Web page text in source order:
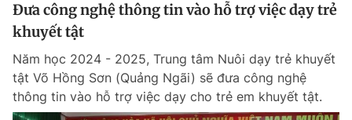
Đưa công nghệ thông tin vào hỗ trợ việc dạy trẻ
khuyết tật
Năm học 2024 - 2025, Trung tâm Nuôi dạy trẻ khuyết
tật Võ Hồng Sơn (Quảng Ngãi) sẽ đưa công nghệ
thông tin vào hỗ trợ việc dạy cho trẻ em khuyết tật.